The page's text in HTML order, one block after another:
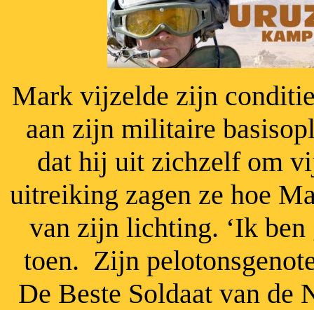
Mark vijzelde zijn
aan zijn militaire
dat hij uit zichzelf om
uitreiking zagen ze hoe
van zijn lichting. ‘Ik
toen. Zijn
De Beste Soldaat van de